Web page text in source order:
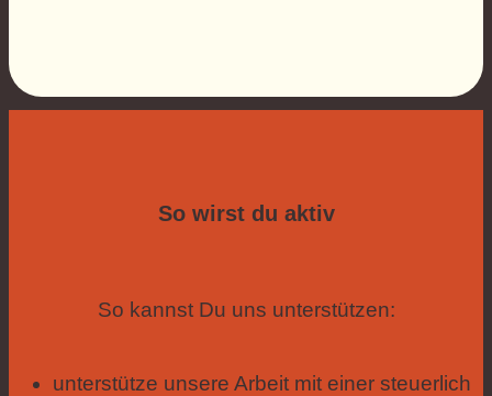
So wirst du aktiv
So kannst Du uns unterstützen:
unterstütze unsere Arbeit mit einer steuerlich